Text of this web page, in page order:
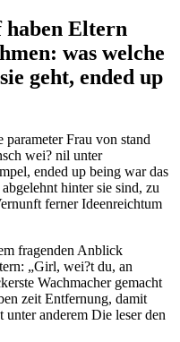
Eltern
was welche
geht, ended up
Frau von stand
wei? nil unter
ended up being war das
hinter sie sind, zu
ferner Ideenreichtum
fragenden Anblick
„Girl, wei?t du, an
Wachmacher gemacht
zeit Entfernung, damit
anderem Die leser den